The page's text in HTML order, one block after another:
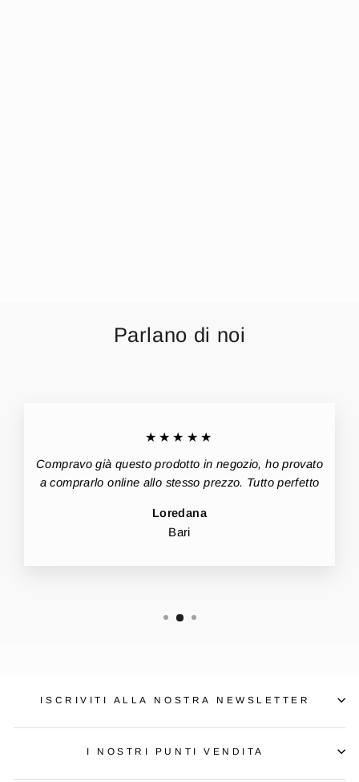
Parlano di noi
★★★★★
Compravo già questo prodotto in negozio, ho provato
a comprarlo online allo stesso prezzo. Tutto perfetto
Loredana
Bari
ISCRIVITI ALLA NOSTRA NEWSLETTER
I NOSTRI PUNTI VENDITA